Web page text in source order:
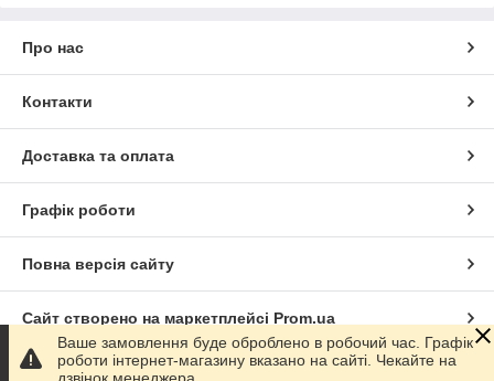
Про нас
Контакти
Доставка та оплата
Графік роботи
Повна версія сайту
Сайт створено на маркетплейсі Prom.ua
Політика конфіденційності
Ваше замовлення буде оброблено в робочий час. Графік
роботи інтернет-магазину вказано на сайті. Чекайте на